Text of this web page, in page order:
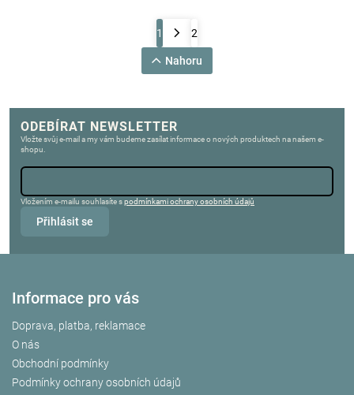
1 2
Nahoru
ODEBÍRAT NEWSLETTER
Vložte svůj e-mail a my vám budeme zasílat informace o nových produktech na našem e-
shopu.
Vložením e-mailu souhlasíte spodmínkami ochrany osobních údajů
Přihlásit se
Informace pro vás
Doprava, platba, reklamace
O nás
Obchodní podmínky
Podmínky ochrany osobních údajů